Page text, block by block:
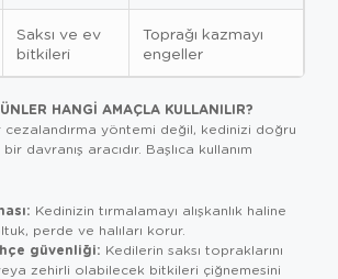
Saksı ve ev
bitkileri
Toprağı kazmayı
engeller
HANGI AMAÇLA KULLANILIR?
cezalandırma yöntemi değil, kedinizi doğru
davranış aracıdır. Başlıca kullanım
Kedinizin tırmalamayı alışkanlık haline
perde ve halıları korur.
güvenliği: Kedilerin saksı topraklarını
zehirli olabilecek bitkileri çiğnemesini